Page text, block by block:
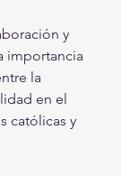
y
importancia
la
en el
católicas y